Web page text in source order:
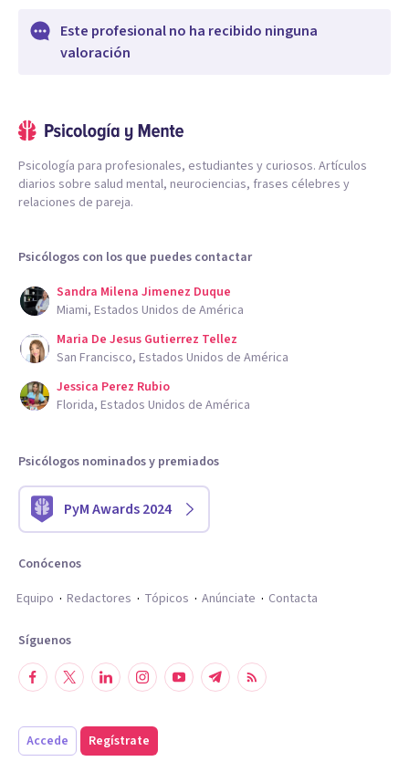
Este profesional no ha recibido ninguna
valoración
Psicología para profesionales, estudiantes y curiosos. Artículos
diarios sobre salud mental, neurociencias, frases célebres y
relaciones de pareja.
Psicólogos con los que puedes contactar
Sandra Milena Jimenez Duque
Miami, Estados Unidos de América
Maria De Jesus Gutierrez Tellez
San Francisco, Estados Unidos de América
Jessica Perez Rubio
Florida, Estados Unidos de América
Psicólogos nominados y premiados
PyM Awards 2024
Conócenos
Equipo
Redactores Tópicos Anúnciate Contacta
Síguenos
Accede Regístrate